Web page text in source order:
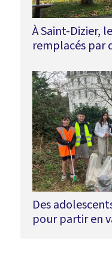
À Saint-Dizier,
remplacés par
Des
pour partir en